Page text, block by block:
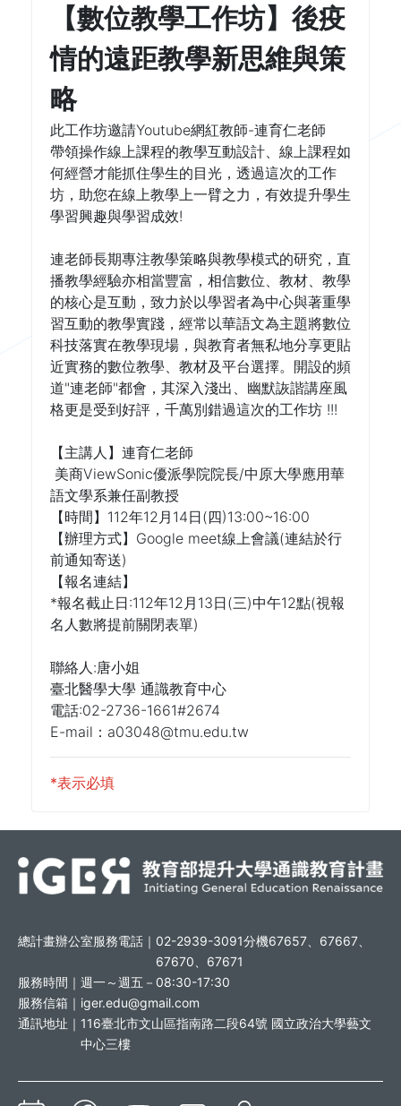
【數位教學工作坊】後疫
情的遠距教學新思維與策
略
此工作坊邀請Youtube網紅教師-連育仁老師
帶領操作線上課程的教學互動設計、線上課程如
何經營才能抓住學生的目光，透過這次的工作
坊，助您在線上教學上一臂之力，有效提升學生
學習興趣與學習成效!
連老師長期專注教學策略與教學模式的研究，直
播教學經驗亦相當豐富，相信數位、教材、教學
的核心是互動，致力於以學習者為中心與著重學
習互動的教學實踐，經常以華語文為主題將數位
科技落實在教學現場，與教育者無私地分享更貼
近實務的數位教學、教材及平台選擇。開設的頻
道"連老師"都會，其深入淺出、幽默詼諧講座風
格更是受到好評，千萬別錯過這次的工作坊 !!!
【主講人】連育仁老師
美商ViewSonic優派學院院長/中原大學應用華
語文學系兼任副教授
【時間】112年12月14日(四)13:00~16:00
【辦理方式】Google meet線上會議(連結於行
前通知寄送)
【報名連結】
*報名截止日:112年12月13日(三)中午12點(視報
名人數將提前關閉表單)
聯絡人:唐小姐
臺北醫學大學 通識教育中心
電話:02-2736-1661#2674
E-mail：a03048@tmu.edu.tw
*表示必填
總計畫辦公室服務電話｜ 02-2939-3091分機67657、67667、
67670、67671
服務時間｜ 週一～週五－08:30-17:30
服務信箱｜ iger.edu@gmail.com
通訊地址｜ 116臺北市文山區指南路二段64號 國立政治大學藝文
中心三樓